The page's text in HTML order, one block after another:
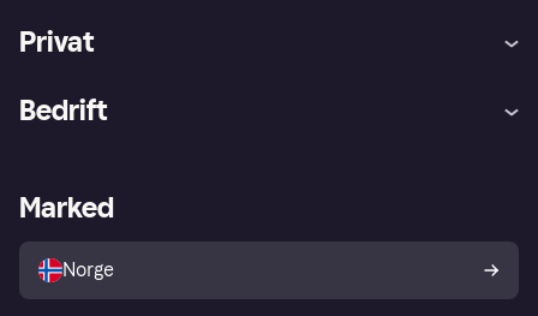
Privat
Utforsk butikker
Bedrift
Merchant portal
Marked
Norge